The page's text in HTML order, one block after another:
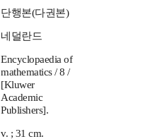
단행본(다권본)
네덜란드
Encyclopaedia of
mathematics / 8 /
[Kluwer
Academic
Publishers].
v. ; 31 cm.